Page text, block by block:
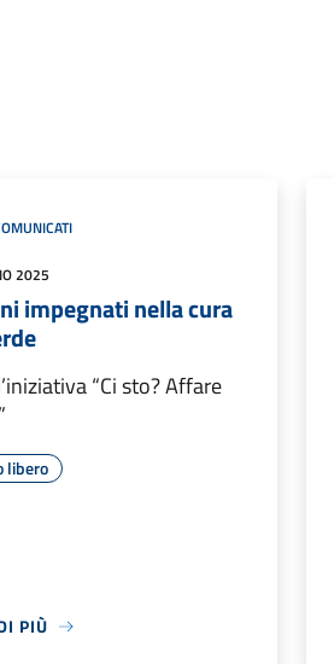
2025
impegnati nella cura
“Ci sto? Affare
libero
PIÙ